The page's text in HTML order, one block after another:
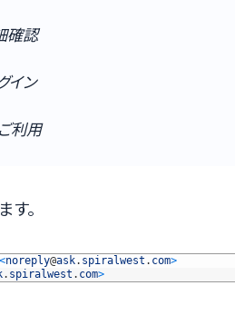
確認
イン
利用
。
<noreply@ask. spiralwest . com>
. spiralwest . com>